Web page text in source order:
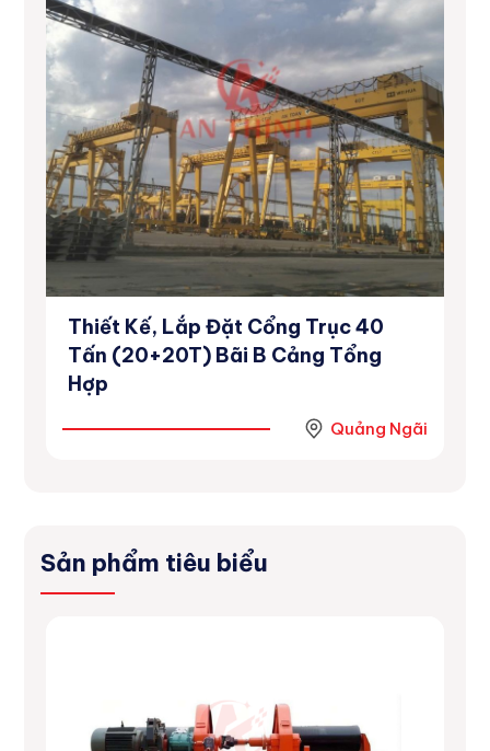
Thiết Kế, Lắp Đặt Cổng Trục 40
Tấn (20+20T) Bãi B Cảng Tổng
Hợp
Quảng Ngãi
Sản phẩm tiêu biểu